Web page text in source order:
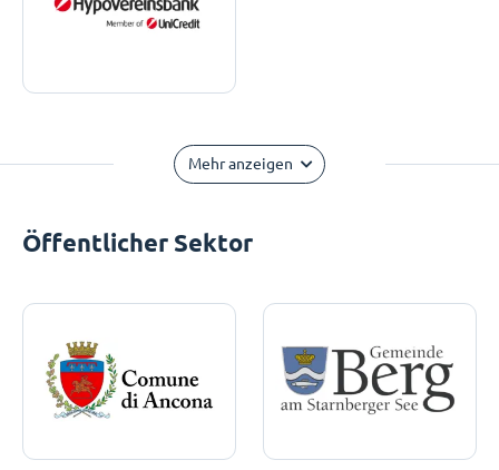
Mehr anzeigen
Öffentlicher Sektor